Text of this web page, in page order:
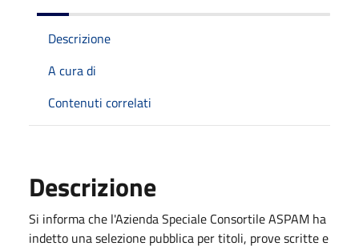
Descrizione
A cura di
Contenuti correlati
Descrizione
Si informa che l'Azienda Speciale Consortile ASPAM ha
indetto una selezione pubblica per titoli, prove scritte e